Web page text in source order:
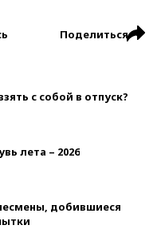
Поделиться
с собой в отпуск?
лета – 2026
добившиеся